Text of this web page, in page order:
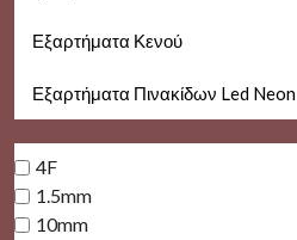
Εξαρτήματα Κενού
Εξαρτήματα Πινακίδων Led Neon
4F
1.5mm
10mm